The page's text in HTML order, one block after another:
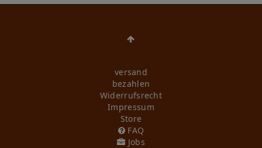
versand
bezahlen
Widerrufs­recht
Impressum
Store
FAQ
Jobs